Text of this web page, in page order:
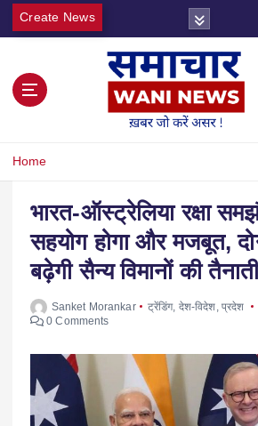
Create News
Home
भारत-ऑस्ट्रेलिया रक्षा
सहयोग होगा और मजबूत,
बढ़ेगी सैन्य विमानों की
Sanket Morankar ट्रेंडिंग, देश-विदेश प्रदेश
0 Comments